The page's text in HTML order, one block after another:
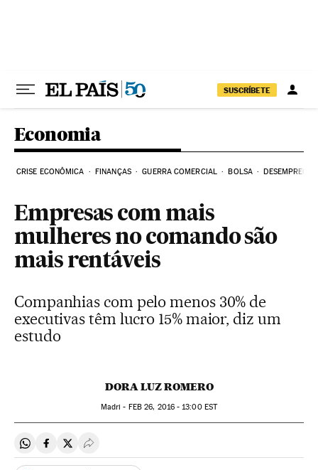
SUSCRÍBETE
Economia
CRISE ECONÔMICA FINANÇAS GUERRA COMERCIAL BOLSA DESEMPREGO
Empresas com mais
mulheres no comando são
mais rentáveis
Companhias com pelo menos 30% de
executivas têm lucro 15% maior, diz um
estudo
DORA LUZ ROMERO
Madri - FEB 26, 2016 - 13:00EST
Compartir en Whatsapp
Compartir en Facebook
Compartir en Twitter
Desplegar Redes Sociales